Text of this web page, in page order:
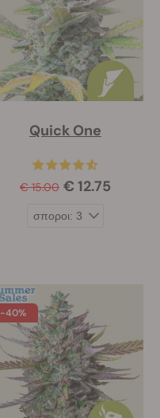
Quick One
€ 15.00 € 12.75
-40%